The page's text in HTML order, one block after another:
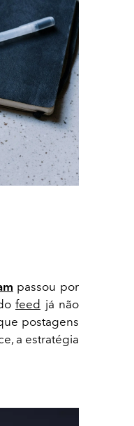
passou por
feed já não
postagens
a estratégia